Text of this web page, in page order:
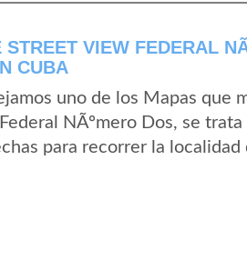
STREET VIEW FEDERAL
CUBA
uno de los Mapas que
NÃºmero Dos, se
para recorrer la